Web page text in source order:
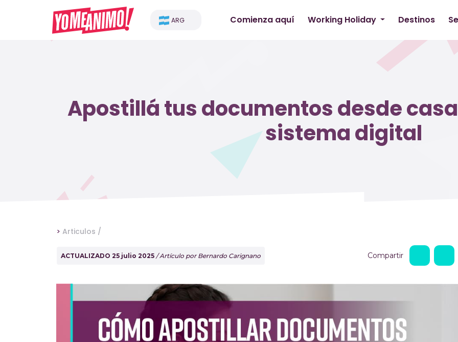
ARG Comienza aquí Working Holiday Destinos
Apostillá tus documentos desde
sistema digital
> Articulos /
ACTUALIZADO 25 julio 2025 / Artículo por Bernardo Carignano Compartir